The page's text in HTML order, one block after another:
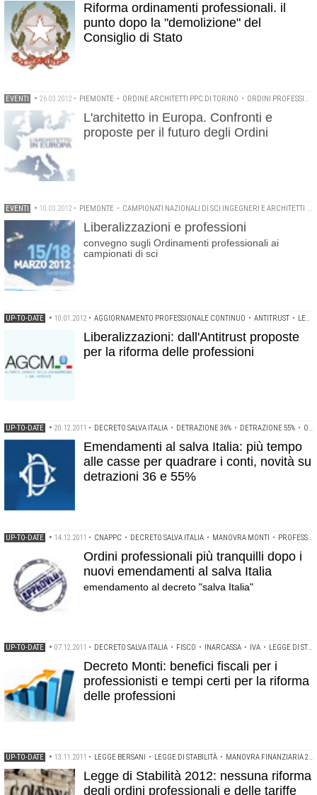
Riforma ordinamenti professionali. il
punto dopo la "demolizione" del
Consiglio di Stato
EVENTI • 26.03.2012 • PIEMONTE • ORDINE ARCHITETTI PPC DI TORINO • ORDINI PROFESSIONALI
L'architetto in Europa. Confronti e
proposte per il futuro degli Ordini
EVENTI • 10.03.2012 • PIEMONTE • CAMPIONATI NAZIONALI DI SCI INGEGNERI E ARCHITETTI
Liberalizzazioni e professioni
convegno sugli Ordinamenti professionali ai
campionati di sci
UP-TO-DATE • 10.01.2012 • AGGIORNAMENTO PROFESSIONALE CONTINUO • ANTITRUST • LEGGE BERSANI
Liberalizzazioni: dall'Antitrust proposte
per la riforma delle professioni
UP-TO-DATE • 20.12.2011 • DECRETO SALVA ITALIA • DETRAZIONE 36% • DETRAZIONE 55% • ORDINI PROFESSIONALI
Emendamenti al salva Italia: più tempo
alle casse per quadrare i conti, novità su
detrazioni 36 e 55%
UP-TO-DATE • 14.12.2011 • CNAPPC • DECRETO SALVA ITALIA • MANOVRA MONTI • PROFESSIONE
Ordini professionali più tranquilli dopo i
nuovi emendamenti al salva Italia
emendamento al decreto "salva Italia"
UP-TO-DATE • 07.12.2011 • DECRETO SALVA ITALIA • FISCO • INARCASSA • IVA • LEGGE DI STABILITÀ
Decreto Monti: benefici fiscali per i
professionisti e tempi certi per la riforma
delle professioni
UP-TO-DATE • 13.11.2011 • LEGGE BERSANI • LEGGE DI STABILITÀ • MANOVRA FINANZIARIA 2011
Legge di Stabilità 2012: nessuna riforma
degli ordini professionali e delle tariffe